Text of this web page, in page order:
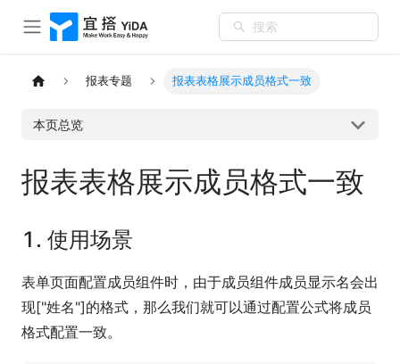
搜索
报表专题 报表表格展示成员格式一致
本页总览
报表表格展示成员格式一致
1. 使用场景
表单页面配置成员组件时，由于成员组件成员显示名会出
现["姓名"]的格式，那么我们就可以通过配置公式将成员
格式配置一致。